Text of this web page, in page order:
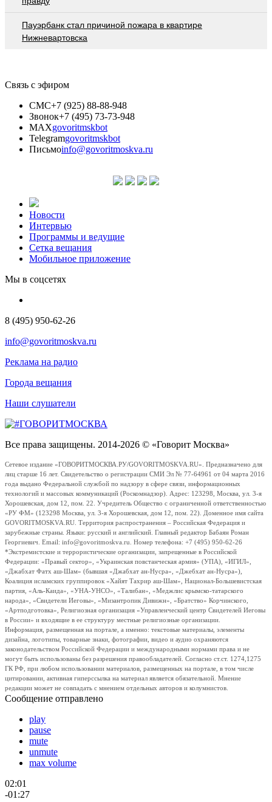
Пауэрбанк стал причиной пожара в квартире
Нижневартовска
Связь с эфиром
СМС+7 (925) 88-88-948
Звонок+7 (495) 73-73-948
MAXgovoritmskbot
Telegramgovoritmskbot
Письмоinfo@govoritmoskva.ru
Новости
Интервью
Программы и ведущие
Сетка вещания
Мобильное приложение
Мы в соцсетях
8 (495) 950-62-26
info@govoritmoskva.ru
Реклама на радио
Города вещания
Наши слушатели
Все права защищены. 2014-2026 © «Говорит Москва»
Сетевое издание «ГОВОРИТМОСКВА.РУ/GOVORITMOSKVA.RU». Предназначено для
лиц старше 16 лет. Свидетельство о регистрации СМИ Эл № 77-64961 от 04 марта 2016
года выдано Федеральной службой по надзору в сфере связи, информационных
технологий и массовых коммуникаций (Роскомнадзор). Адрес: 123298, Москва, ул. 3-я
Хорошевская, дом 12, пом. 22. Учредитель Общество с ограниченной ответственностью
«РУ ФМ» (123298 Москва, ул. 3-я Хорошевская, дом 12, пом. 22). Доменное имя сайта
GOVORITMOSKVA.RU. Территория распространения – Российская Федерация и
зарубежные страны. Языки: русский и английский. Главный редактор Бабаян Роман
Георгиевич. Email: info@govoritmoskva.ru. Номер телефона: +7 (495) 950-62-26
*Экстремистские и террористические организации, запрещенные в Российской
Федерации: «Правый сектор», «Украинская повстанческая армия» (УПА), «ИГИЛ»,
«Джабхат Фатх аш-Шам» (бывшая «Джабхат ан-Нусра», «Джебхат ан-Нусра»),
Коалиция исламских группировок «Хайят Тахрир аш-Шам», Национал-Большевистская
партия, «Аль-Каида», «УНА-УНСО», «Талибан», «Меджлис крымско-татарского
народа», «Свидетели Иеговы», «Мизантропик Дивижн», «Братство» Корчинского,
«Артподготовка», Религиозная организация «Управленческий центр Свидетелей Иеговы
в России» и входящие в ее структуру местные религиозные организации.
Информация, размещенная на портале, а именно: текстовые материалы, элементы
дизайна, логотипы, товарные знаки, фотографии, видео и аудио охраняются
законодательством Российской Федерации и международными нормами права и не
могут быть использованы без разрешения правообладателей. Согласно ст.ст. 1274,1275
ГК РФ, при любом использовании материалов, размещенных на портале, в том числе
цитировании, активная гиперссылка на материал является обязательной. Мнение
редакции может не совпадать с мнением отдельных авторов и колумнистов.
Сообщение отправлено
play
pause
mute
unmute
max volume
02:01
-01:27